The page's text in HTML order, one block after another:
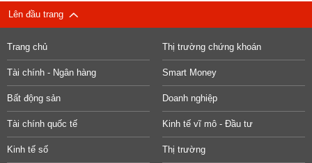
Lên đầu trang
Trang chủ Thị trường chứng khoán
Tài chính - Ngân hàng Smart Money
Bất động sản Doanh nghiệp
Tài chính quốc tế Kinh tế vĩ mô - Đầu tư
Kinh tế số Thị trường